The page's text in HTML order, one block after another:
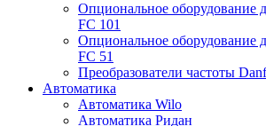
Опциональное оборудование
FC 101
Опциональное оборудование
FC 51
Преобразователи частоты
Автоматика
Автоматика Wilo
Автоматика Ридан